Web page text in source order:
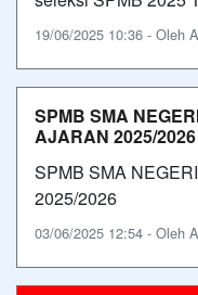
19/06/2025 10:36 - Oleh
SPMB SMA
AJARAN 2025/2026
SPMB SMA
2025/2026
03/06/2025 12:54 - Oleh